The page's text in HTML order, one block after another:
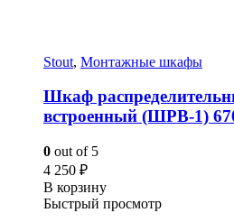
Stout, Монтажные шкафы
Шкаф
встроенный (ШРВ-1)
0 out of 5
4 250 ₽
В корзину
Быстрый просмотр